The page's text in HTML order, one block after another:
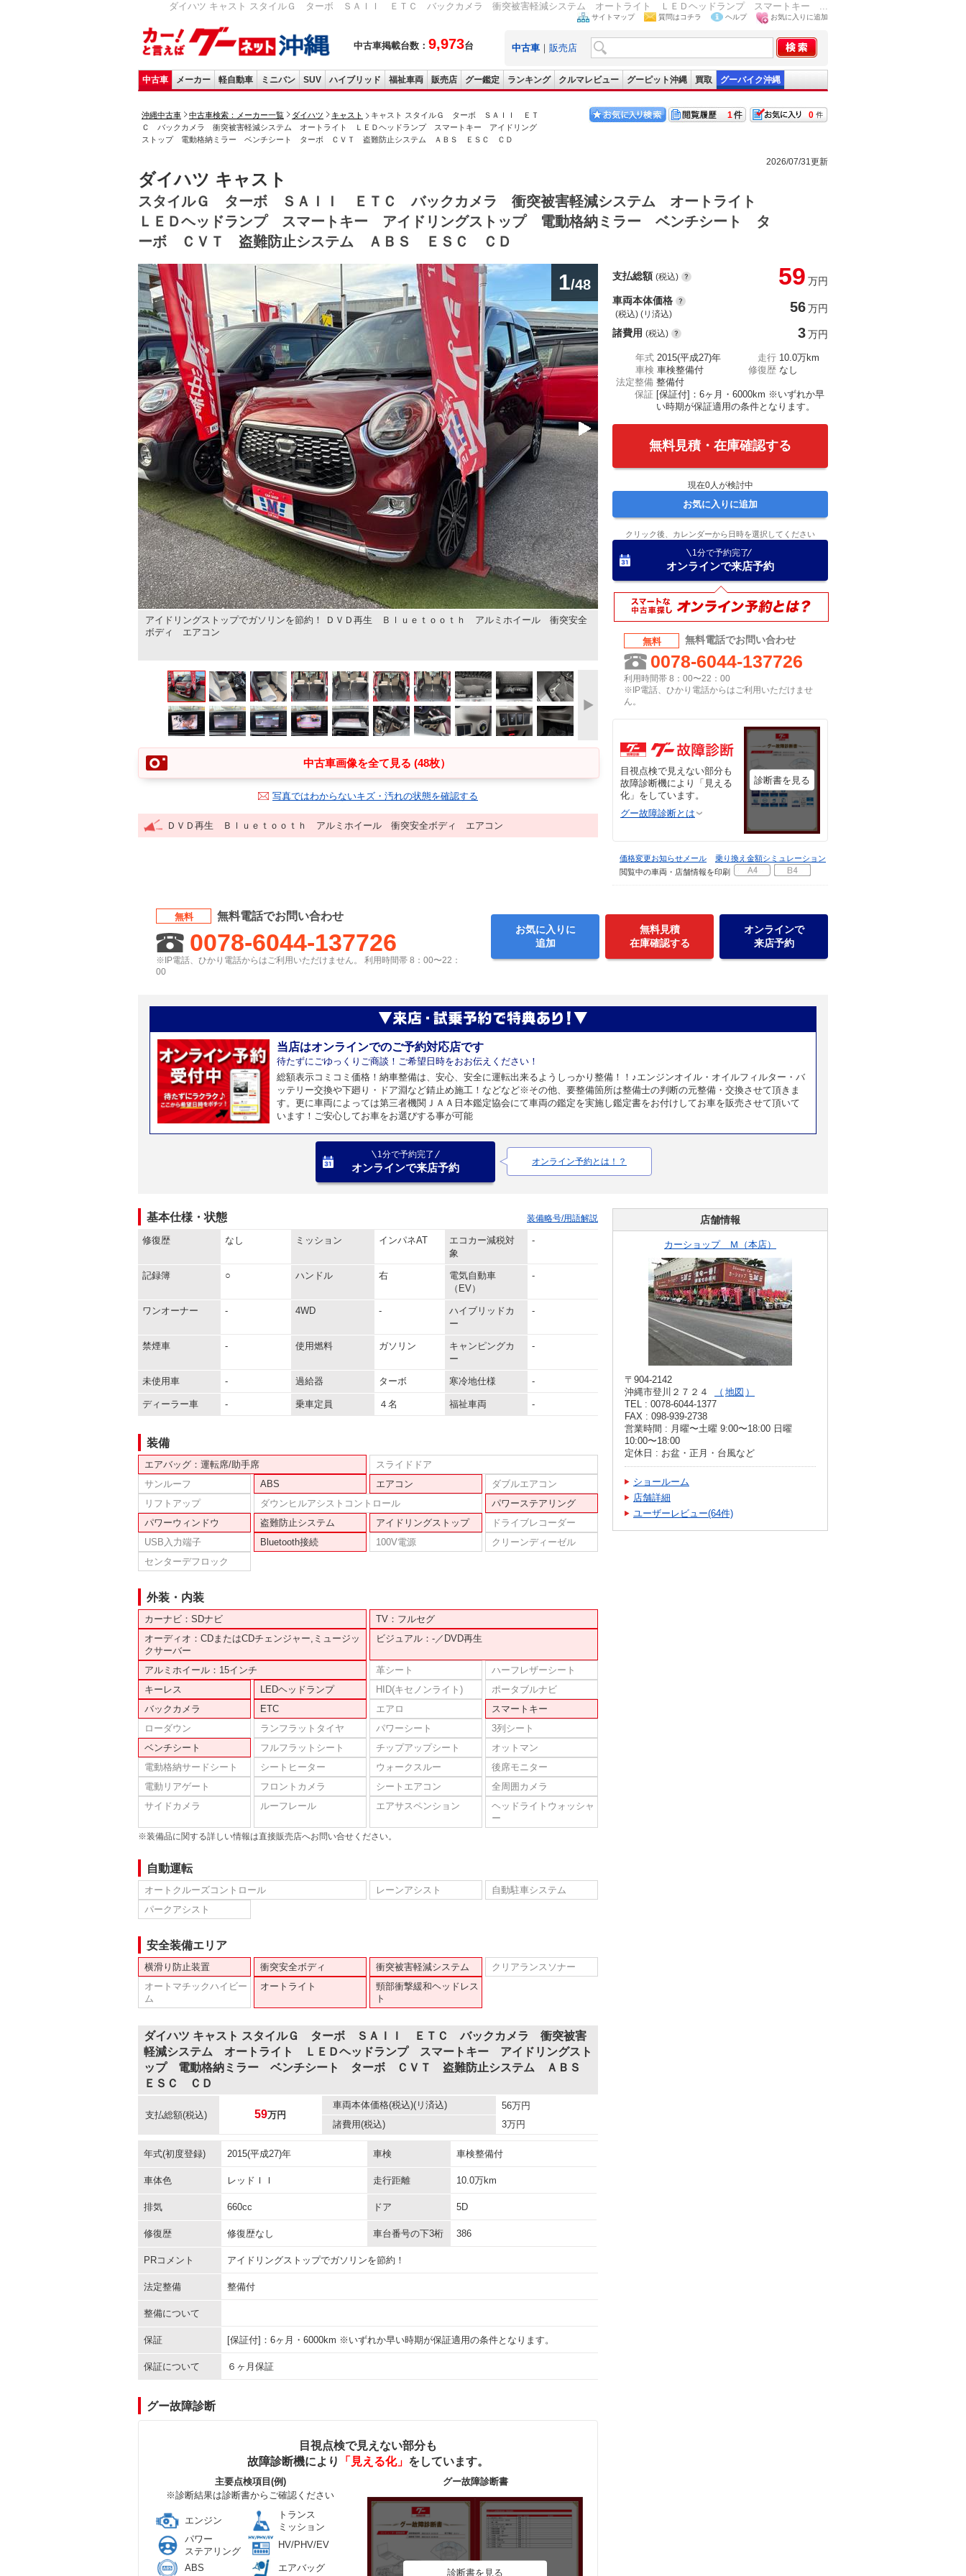
ダイハツ キャスト スタイルＧ ターボ ＳＡＩＩ ＥＴＣ バックカメラ 衝突被害軽減システム オートライト ＬＥＤヘッドランプ スマートキー ...
中古車掲載台数： 9,973台
サイトマップ 質問はコチラ ヘルプ お気に入りに追加
中古車 ｜ 販売店
中古車 メーカー 軽自動車 ミニバン SUV ハイブリッド 福祉車両 販売店 グー鑑定 ランキング クルマレビュー グーピット沖縄 買取 グーバイク沖縄
沖縄中古車 中古車検索：メーカー一覧 ダイハツ キャスト
キャスト スタイルＧ ターボ ＳＡＩＩ ＥＴ
Ｃ バックカメラ 衝突被害軽減システム オートライト ＬＥＤヘッドランプ スマートキー アイドリング
ストップ 電動格納ミラー ベンチシート ターボ ＣＶＴ 盗難防止システム ＡＢＳ ＥＳＣ ＣＤ
0
1
2026/07/31更新
ダイハツ キャスト
スタイルＧ ターボ ＳＡＩＩ ＥＴＣ バックカメラ 衝突被害軽減システム オートライト
ＬＥＤヘッドランプ スマートキー アイドリングストップ 電動格納ミラー ベンチシート タ
ーボ ＣＶＴ 盗難防止システム ＡＢＳ ＥＳＣ ＣＤ
アイドリングストップでガソリンを節約！ ＤＶＤ再生 Ｂｌｕｅｔｏｏｔｈ アルミホイール 衝突安全
ボディ エアコン
1/48
中古車画像を全て見る (48枚）
写真ではわからないキズ・汚れの状態を確認する
ＤＶＤ再生 Ｂｌｕｅｔｏｏｔｈ アルミホイール 衝突安全ボディ エアコン
支払総額 (税込) 59 万円
車両本体価格
(税込) (リ済込) 56万円
諸費用 (税込) 3万円
年式 2015(平成27)年 走行 10.0万km
車検 車検整備付 修復歴 なし
法定整備 整備付
保証 [保証付]：6ヶ月・6000km ※いずれか早
い時期が保証適用の条件となります。
無料見積・在庫確認する
現在0人が検討中
お気に入りに追加
クリック後、カレンダーから日時を選択してください
1分で予約完了
オンラインで来店予約
無料 無料電話でお問い合わせ
0078-6044-137726
利用時間帯 8：00〜22：00
※IP電話、ひかり電話からはご利用いただけませ
ん。
目視点検で見えない部分も
故障診断機により「見える
化」をしています。
グー故障診断とは
診断書を見る
価格変更お知らせメール
乗り換え金額シミュレーション
閲覧中の車両・店舗情報を印刷
無料 無料電話でお問い合わせ
0078-6044-137726
※IP電話、ひかり電話からはご利用いただけません。 利用時間帯 8：00〜22：
00
お気に入りに
追加
無料見積
在庫確認する
オンラインで
来店予約
当店はオンラインでのご予約対応店です
待たずにごゆっくりご商談！ご希望日時をおお伝えください！
総額表示コミコミ価格！納車整備は、安心、安全に運転出来るようしっかり整備！！♪エンジンオイル・オイルフィルター・バ
ッテリー交換や下廻り・ドア淵など錆止め施工！などなど※その他、要整備箇所は整備士の判断の元整備・交換させて頂きま
す。更に車両によっては第三者機関ＪＡＡ日本鑑定協会にて車両の鑑定を実施し鑑定書をお付けしてお車を販売させて頂いて
います！ご安心してお車をお選びする事が可能
1分で予約完了
オンラインで来店予約 オンライン予約とは！？
基本仕様・状態 装備略号/用語解説
修復歴 なし ミッション インパネAT
エコカー減税対
象
-
記録簿 ○ ハンドル 右
電気自動車
（EV）
-
ワンオーナー - 4WD -
ハイブリッドカ
ー
-
禁煙車 - 使用燃料 ガソリン
キャンピングカ
ー
-
未使用車 - 過給器 ターボ 寒冷地仕様 -
ディーラー車 - 乗車定員 ４名 福祉車両 -
装備
エアバッグ：運転席/助手席
スライドドア
サンルーフ
ABS エアコン
ダブルエアコン
リフトアップ
ダウンヒルアシストコントロール
パワーステアリング
パワーウィンドウ
盗難防止システム アイドリングストップ
ドライブレコーダー
USB入力端子
Bluetooth接続 100V電源
クリーンディーゼル
センターデフロック
外装・内装
カーナビ：SDナビ
TV：フルセグ
オーディオ：CDまたはCDチェンジャー,ミュージッ
クサーバー
ビジュアル：-／DVD再生
アルミホイール：15インチ 革シート
ハーフレザーシート
キーレス
LEDヘッドランプ HID(キセノンライト)
ポータブルナビ
バックカメラ
ETC エアロ
スマートキー
ローダウン
ランフラットタイヤ パワーシート
3列シート
ベンチシート
フルフラットシート チップアップシート
オットマン
電動格納サードシート
シートヒーター ウォークスルー
後席モニター
電動リアゲート
フロントカメラ シートエアコン
全周囲カメラ
サイドカメラ
ルーフレール エアサスペンション
ヘッドライトウォッシャ
ー
※装備品に関する詳しい情報は直接販売店へお問い合せください。
自動運転
オートクルーズコントロール レーンアシスト
自動駐車システム
パークアシスト
安全装備エリア
横滑り防止装置 衝突安全ボディ 衝突被害軽減システム
クリアランスソナー
オートマチックハイビー
ム
オートライト
頸部衝撃緩和ヘッドレス
ト
ダイハツ キャスト スタイルＧ ターボ ＳＡＩＩ ＥＴＣ バックカメラ 衝突被害
軽減システム オートライト ＬＥＤヘッドランプ スマートキー アイドリングスト
ップ 電動格納ミラー ベンチシート ターボ ＣＶＴ 盗難防止システム ＡＢＳ
ＥＳＣ ＣＤ
支払総額(税込) 59万円
車両本体価格(税込)(リ済込) 56万円
諸費用(税込) 3万円
年式(初度登録) 2015(平成27)年 車検 車検整備付
車体色 レッドＩＩ 走行距離 10.0万km
排気 660cc ドア 5D
修復歴 修復歴なし 車台番号の下3桁 386
PRコメント アイドリングストップでガソリンを節約！
法定整備 整備付
整備について
保証 [保証付]：6ヶ月・6000km ※いずれか早い時期が保証適用の条件となります。
保証について ６ヶ月保証
グー故障診断
目視点検で見えない部分も
故障診断機により
「見える化」 をしています。
主要点検項目(例)
※診断結果は診断書からご確認ください
エンジン
トランス
ミッション
パワー
ステアリング
HV/PHV/EV
ABS エアバッグ
グー故障診断書
診断書を見る
店舗情報
カーショップ Ｍ（本店）
〒904-2142
沖縄市登川２７２４
地図
TEL : 0078-6044-1377
FAX : 098-939-2738
営業時間 : 月曜〜土曜 9:00〜18:00 日曜
10:00〜18:00
定休日 : お盆・正月・台風など
ショールーム
店舗詳細
ユーザーレビュー(64件)